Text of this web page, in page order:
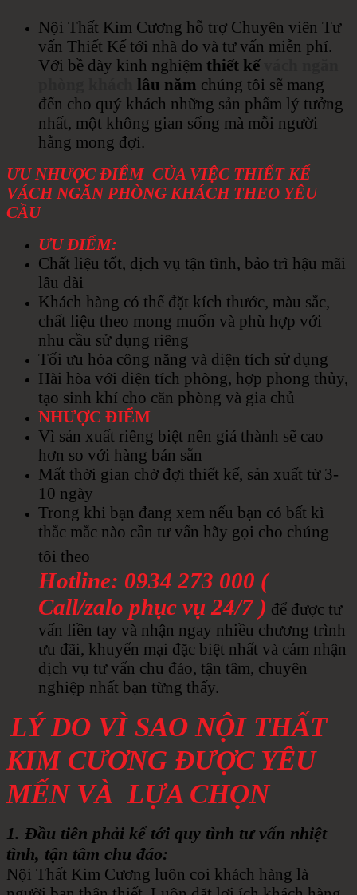
Nội Thất Kim Cương hỗ trợ Chuyên viên Tư
vấn Thiết Kế tới nhà đo và tư vấn miễn phí.
Với bề dày kinh nghiệm thiết kế
lâu năm chúng tôi sẽ mang
đến cho quý khách những sản phẩm lý tưởng
nhất, một không gian sống mà mỗi người
hằng mong đợi.
ƯU NHƯỢC ĐIỂM CỦA VIỆC THIẾT KẾ
VÁCH NGĂN PHÒNG KHÁCH THEO YÊU
CẦU
ƯU ĐIỂM:
Chất liệu tốt, dịch vụ tận tình, bảo trì hậu mãi
lâu dài
Khách hàng có thể đặt kích thước, màu sắc,
chất liệu theo mong muốn và phù hợp với
nhu cầu sử dụng riêng
Tối ưu hóa công năng và diện tích sử dụng
Hài hòa với diện tích phòng, hợp phong thủy,
tạo sinh khí cho căn phòng và gia chủ
NHƯỢC ĐIỂM
Vì sản xuất riêng biệt nên giá thành sẽ cao
hơn so với hàng bán sẵn
Mất thời gian chờ đợi thiết kế, sản xuất từ 3-
10 ngày
Trong khi bạn đang xem nếu bạn có bất kì
thắc mắc nào cần tư vấn hãy gọi cho chúng
tôi theo
Hotline: 0934 273 000 (
Call/zalo phục vụ 24/7 ) để được tư
vấn liền tay và nhận ngay nhiều chương trình
ưu đãi, khuyến mại đặc biệt nhất và cảm nhận
dịch vụ tư vấn chu đáo, tận tâm, chuyên
nghiệp nhất bạn từng thấy.
LÝ DO VÌ SAO NỘI THẤT
KIM CƯƠNG ĐƯỢC YÊU
MẾN VÀ LỰA CHỌN
1. Đầu tiên phải kể tới quy tình tư vấn nhiệt
tình, tận tâm chu đáo:
Nội Thất Kim Cương luôn coi khách hàng là